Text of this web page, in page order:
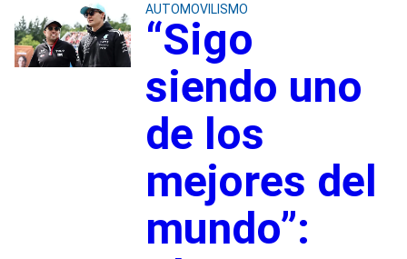
AUTOMOVILISMO
“Sigo
siendo uno
de los
mejores del
mundo”: